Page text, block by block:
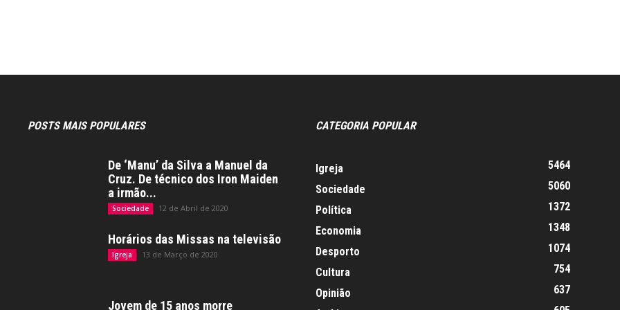
POSTS MAIS POPULARES
De ‘Manu’ da Silva a Manuel da
Cruz. De técnico dos Iron Maiden
a irmão...
Sociedade 12 de Abril de 2020
Horários das Missas na televisão
Igreja 13 de Março de 2020
Jovem de 15 anos morre
CATEGORIA POPULAR
Igreja
5464
Sociedade
5060
Política
1372
Economia
1348
Desporto
1074
Cultura
754
Opinião
637